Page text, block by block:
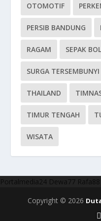
OTOMOTIF
PERSIB BANDUNG
RAGAM SEPAK
SURGA TERSEMBUNYI
THAILAND
TIMUR TENGAH
WISATA
Portalmedia24 Dewa77 Rafa88
Copyright © 2026